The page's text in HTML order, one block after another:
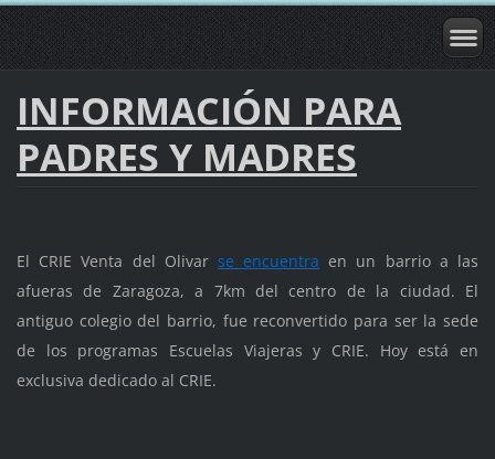
INFORMACIÓN PARA
PADRES Y MADRES
El CRIE Venta del Olivar se encuentra en un barrio a las
afueras de Zaragoza, a 7km del centro de la ciudad. El
antiguo colegio del barrio, fue reconvertido para ser la sede
de los programas Escuelas Viajeras y CRIE. Hoy está en
exclusiva dedicado al CRIE.